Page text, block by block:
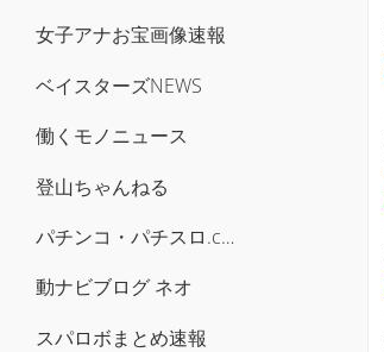
女子アナお宝画像速報
ベイスターズNEWS
働くモノニュース
登山ちゃんねる
パチンコ・パチスロ.com
動ナビブログ ネオ
スパロボまとめ速報